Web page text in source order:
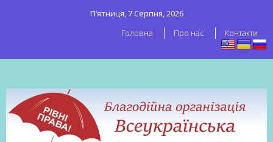
П’ятниця, 7 Серпня, 2026
Головна
Про нас Контакти
робітників